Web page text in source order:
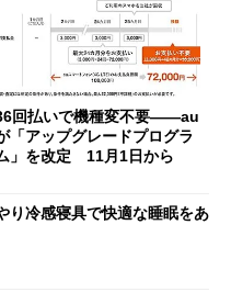
回払いで機種変不要――au
「アップグレードプログラ
」を改定 11月1日から
り冷感寝具で快適な睡眠をあ